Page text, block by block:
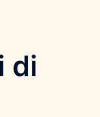
di